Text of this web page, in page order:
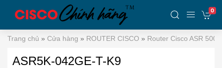
0
Trang chủ » Cửa hàng » ROUTER CISCO » Router Cisco ASR
ASR5K-042GE-T-K9